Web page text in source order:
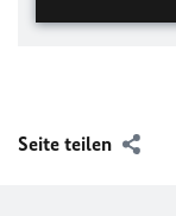
Seite teilen